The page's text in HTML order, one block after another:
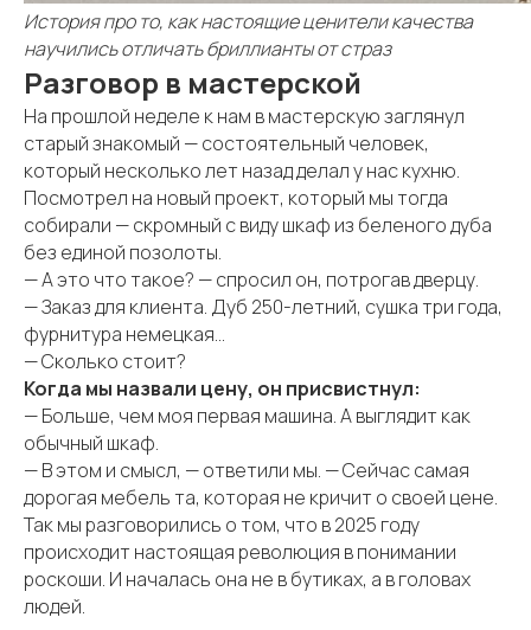
История про то, как настоящие ценители качества
научились отличать бриллианты от страз
Разговор в мастерской
На прошлой неделе к нам в мастерскую заглянул
старый знакомый — состоятельный человек,
который несколько лет назад делал у нас кухню.
Посмотрел на новый проект, который мы тогда
собирали — скромный с виду шкаф из беленого дуба
без единой позолоты.
— А это что такое? — спросил он, потрогав дверцу.
— Заказ для клиента. Дуб 250-летний, сушка три года,
фурнитура немецкая...
— Сколько стоит?
Когда мы назвали цену, он присвистнул:
— Больше, чем моя первая машина. А выглядит как
обычный шкаф.
— В этом и смысл, — ответили мы. — Сейчас самая
дорогая мебель та, которая не кричит о своей цене.
Так мы разговорились о том, что в 2025 году
происходит настоящая революция в понимании
роскоши. И началась она не в бутиках, а в головах
людей.